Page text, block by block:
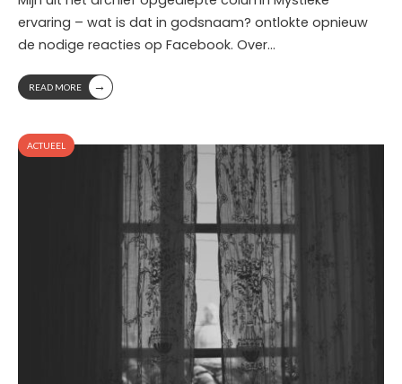
ervaring – wat is dat in godsnaam? ontlokte opnieuw
de nodige reacties op Facebook. Over...
READ MORE →
ACTUEEL